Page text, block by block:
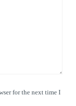
for the next time I